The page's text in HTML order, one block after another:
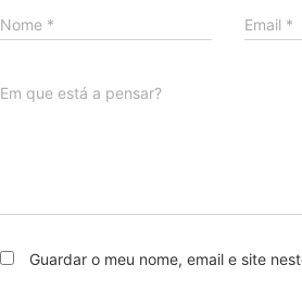
Nome * Email *
Em que está a pensar?
Guardar o meu nome, email e site